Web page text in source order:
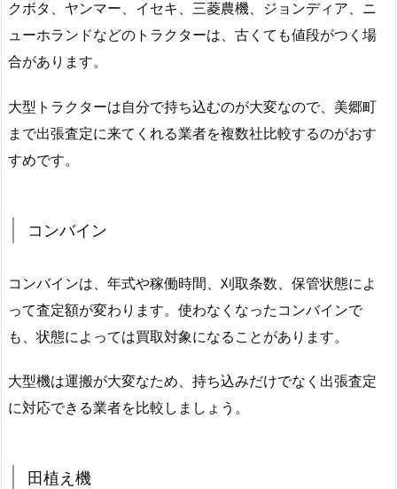
クボタ、ヤンマー、イセキ、三菱農機、ジョンディア、ニ
ューホランドなどのトラクターは、古くても値段がつく場
合があります。
大型トラクターは自分で持ち込むのが大変なので、美郷町
まで出張査定に来てくれる業者を複数社比較するのがおす
すめです。
コンバイン
コンバインは、年式や稼働時間、刈取条数、保管状態によ
って査定額が変わります。使わなくなったコンバインで
も、状態によっては買取対象になることがあります。
大型機は運搬が大変なため、持ち込みだけでなく出張査定
に対応できる業者を比較しましょう。
田植え機